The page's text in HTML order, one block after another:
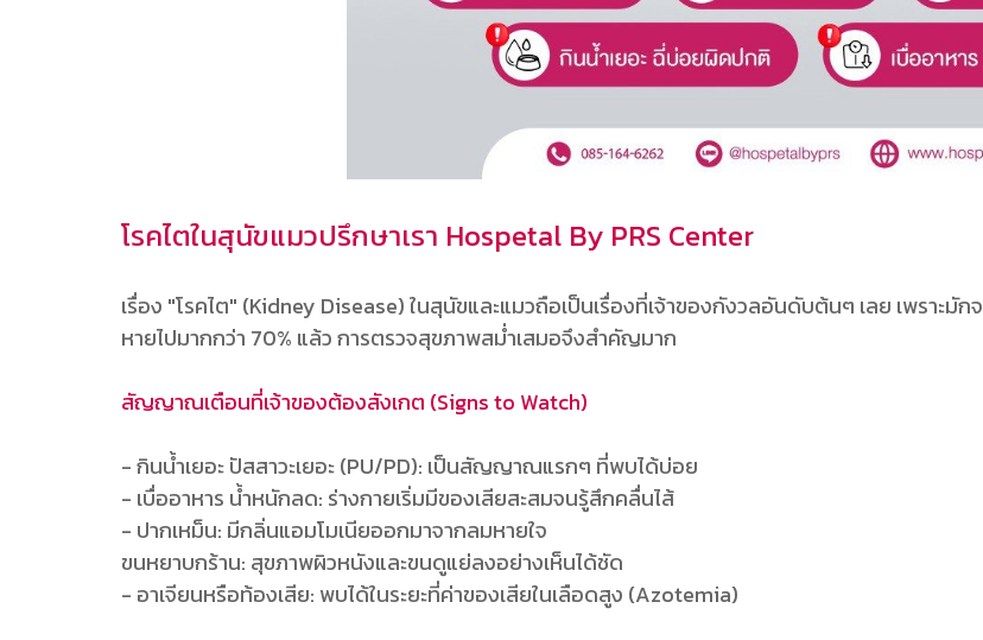
โรคไตในสุนัขแมวปรึกษาเรา Hospetal By PRS Center
เรื่อง "โรคไต" (Kidney Disease) ในสุนัขและแมวถือเป็นเรื่องที่เจ้าของกังวลอันดับต้นๆ เลย เพราะมัก
หายไปมากกว่า 70% แล้ว การตรวจสุขภาพสม่ำเสมอจึงสำคัญมาก
สัญญาณเตือนที่เจ้าของต้องสังเกต (Signs to Watch)
- กินน้ำเยอะ ปัสสาวะเยอะ (PU/PD): เป็นสัญญาณแรกๆ ที่พบได้บ่อย
- เบื่ออาหาร น้ำหนักลด: ร่างกายเริ่มมีของเสียสะสมจนรู้สึกคลื่นไส้
- ปากเหม็น: มีกลิ่นแอมโมเนียออกมาจากลมหายใจ
ขนหยาบกร้าน: สุขภาพผิวหนังและขนดูแย่ลงอย่างเห็นได้ชัด
- อาเจียนหรือท้องเสีย: พบได้ในระยะที่ค่าของเสียในเลือดสูง (Azotemia)